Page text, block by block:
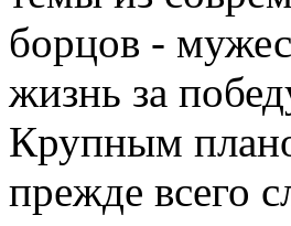
борцов -
жизнь за
Крупным
прежде всего